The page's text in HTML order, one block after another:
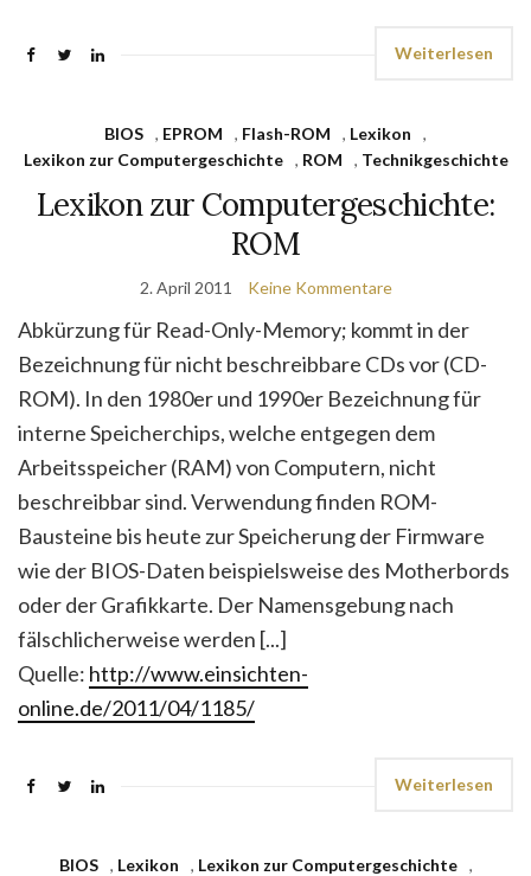
Weiterlesen
BIOS , EPROM , Flash-ROM , Lexikon
,
Lexikon zur Computergeschichte
, ROM , Technikgeschichte
Lexikon zur Computergeschichte:
ROM
2. April 2011 Keine Kommentare
Abkürzung für Read-Only-Memory; kommt in der
Bezeichnung für nicht beschreibbare CDs vor (CD-
ROM). In den 1980er und 1990er Bezeichnung für
interne Speicherchips, welche entgegen dem
Arbeitsspeicher (RAM) von Computern, nicht
beschreibbar sind. Verwendung finden ROM-
Bausteine bis heute zur Speicherung der Firmware
wie der BIOS-Daten beispielsweise des Motherbords
oder der Grafikkarte. Der Namensgebung nach
fälschlicherweise werden [...]
Quelle: http://www.einsichten-
online.de/2011/04/1185/
Weiterlesen
BIOS , Lexikon , Lexikon zur Computergeschichte
,